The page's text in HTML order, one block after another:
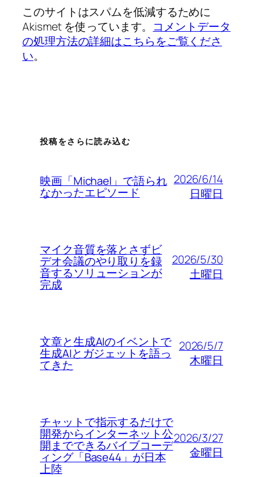
このサイトはスパムを低減するために
Akismet を使っています。 コメントデータ
の処理方法の詳細はこちらをご覧くださ
い。
投稿をさらに読み込む
映画「Michael」で語られ
なかったエピソード
2026/6/14
日曜日
マイク音質を落とさずビ
デオ会議のやり取りを録
音するソリューションが
完成
2026/5/30
土曜日
文章と生成AIのイベントで
生成AIとガジェットを語っ
てきた
2026/5/7
木曜日
チャットで指示するだけで
開発からインターネット公
開までできるバイブコーデ
ィング「Base44」が日本
上陸
2026/3/27
金曜日